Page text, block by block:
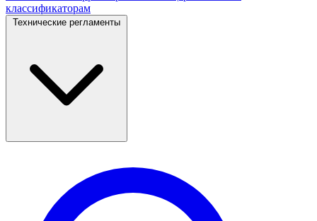
классификаторам
Технические регламенты